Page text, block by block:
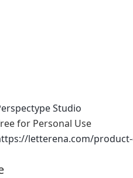
Studio
for Personal Use
letterena.com/